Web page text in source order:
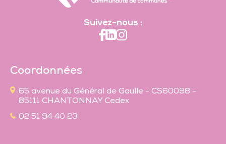
Suivez-nous :
Coordonnées
65 avenue du Général de Gaulle - CS60098 -
85111 CHANTONNAY Cedex
02 51 94 40 23